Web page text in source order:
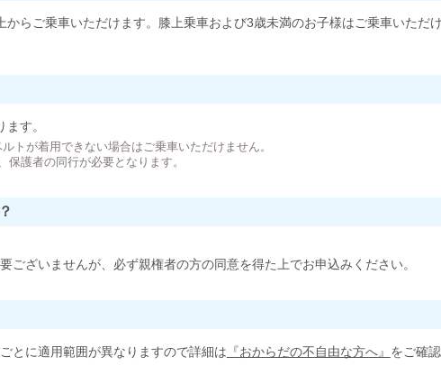
からご乗車いただけます。膝上乗車および3歳未満のお子様はご乗車いただ
す。
トが着用できない場合はご乗車いただけません。
護者の同行が必要となります。
ございませんが、必ず親権者の方の同意を得た上でお申込みください。
とに適用範囲が異なりますので詳細は 『おからだの不自由な方へ』 をご確